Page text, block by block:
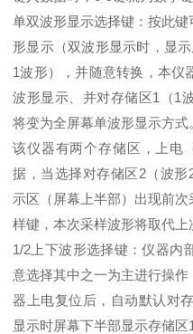
单双波形显示选择键：按此
形显示（双波形显示时，显
1波形），并随意转换，本仪
波形显示、并对存储区1（1
将变为全屏幕单波形显示方式
该仪器有两个存储区，上电
据，当选择对存储区2（波
示区（屏幕上半部）出现前
样键，本次采样波形将取代上
1/2上下波形选择键：仪器内
意选择其中之一为主进行操
器上电复位后，自动默认对
显示时屏幕下半部显示存储区